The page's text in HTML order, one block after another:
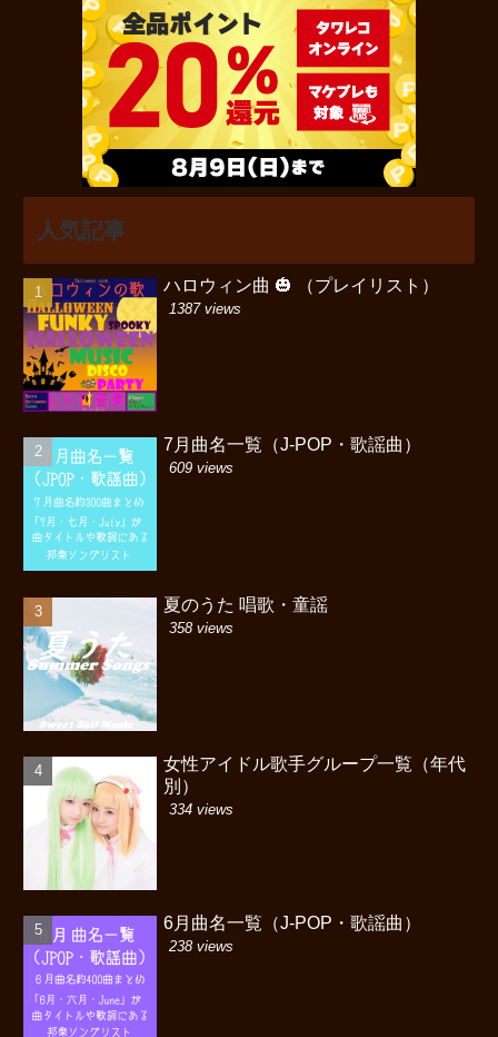
人気記事
ハロウィン曲 🎃 （プレイリスト）
1387 views
7月曲名一覧（J-POP・歌謡曲）
609 views
夏のうた 唱歌・童謡
358 views
女性アイドル歌手グループ一覧（年代
別）
334 views
6月曲名一覧（J-POP・歌謡曲）
238 views